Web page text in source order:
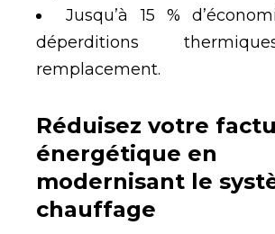
Jusqu’à 15 % d’é
déperditions
remplacement.
Réduisez votre
énergétique en
modernisant le syst
chauffage